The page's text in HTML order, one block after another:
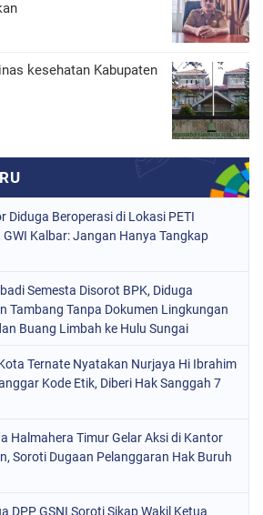
kesehatan Kabupaten
Diduga Beroperasi di Lokasi PETI
GWI Kalbar: Jangan Hanya Tangkap
Semesta Disorot BPK, Diduga
Tambang Tanpa Dokumen Lingkungan
Buang Limbah ke Hulu Sungai
Ternate Nyatakan Nurjaya Hi Ibrahim
Kode Etik, Diberi Hak Sanggah 7
Halmahera Timur Gelar Aksi di Kantor
Soroti Dugaan Pelanggaran Hak Buruh
DPP GSNI Soroti Sikap Wakil Ketua